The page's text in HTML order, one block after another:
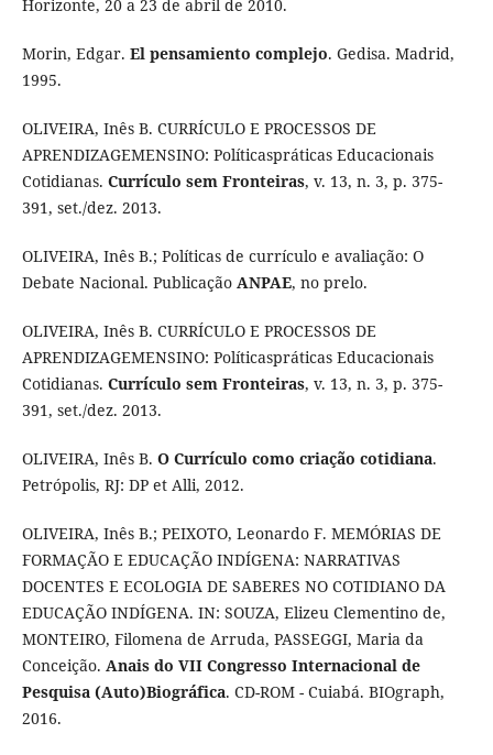
Horizonte, 20 a 23 de abril de 2010.
Morin, Edgar. El pensamiento complejo. Gedisa. Madrid,
1995.
OLIVEIRA, Inês B. CURRÍCULO E PROCESSOS DE
APRENDIZAGEMENSINO: Políticaspráticas Educacionais
Cotidianas. Currículo sem Fronteiras, v. 13, n. 3, p. 375-
391, set./dez. 2013.
OLIVEIRA, Inês B.; Políticas de currículo e avaliação: O
Debate Nacional. Publicação ANPAE, no prelo.
OLIVEIRA, Inês B. CURRÍCULO E PROCESSOS DE
APRENDIZAGEMENSINO: Políticaspráticas Educacionais
Cotidianas. Currículo sem Fronteiras, v. 13, n. 3, p. 375-
391, set./dez. 2013.
OLIVEIRA, Inês B. O Currículo como criação cotidiana.
Petrópolis, RJ: DP et Alli, 2012.
OLIVEIRA, Inês B.; PEIXOTO, Leonardo F. MEMÓRIAS DE
FORMAÇÃO E EDUCAÇÃO INDÍGENA: NARRATIVAS
DOCENTES E ECOLOGIA DE SABERES NO COTIDIANO DA
EDUCAÇÃO INDÍGENA. IN: SOUZA, Elizeu Clementino de,
MONTEIRO, Filomena de Arruda, PASSEGGI, Maria da
Conceição. Anais do VII Congresso Internacional de
Pesquisa (Auto)Biográfica. CD-ROM - Cuiabá. BIOgraph,
2016.